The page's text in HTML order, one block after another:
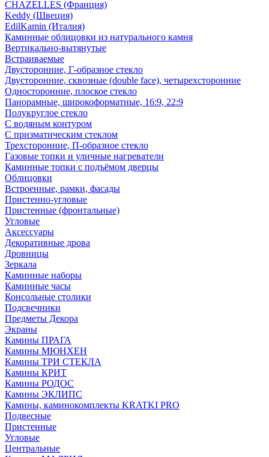
CHAZELLES (Франция)
Keddy (Швеция)
EdilKamin (Италия)
Каминные облицовки из натурального камня
Вертикально-вытянутые
Встраиваемые
Двусторонние, Г-образное стекло
Двусторонние, сквозные (double face), четырехсторонние
Односторонние, плоское стекло
Панорамные, широкоформатные, 16:9, 22:9
Полукруглое стекло
С водяным контуром
С призматическим стеклом
Трехсторонние, П-образное стекло
Газовые топки и уличные нагреватели
Каминные топки с подъёмом дверцы
Облицовки
Встроенные, рамки, фасады
Пристенно-угловые
Пристенные (фронтальные)
Угловые
Аксессуары
Декоративные дрова
Дровницы
Зеркала
Каминные наборы
Каминные часы
Консольные столики
Подсвечники
Предметы Декора
Экраны
Камины ПРАГА
Камины МЮНХЕН
Камины ТРИ СТЕКЛА
Камины КРИТ
Камины РОДОС
Камины ЭКЛИПС
Камины, каминокомплекты KRATKI PRO
Подвесные
Пристенные
Угловые
Центральные